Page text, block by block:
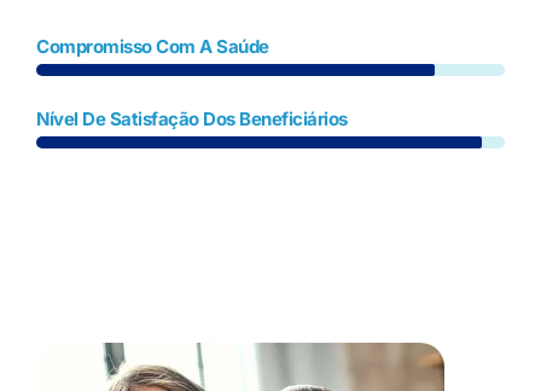
Compromisso Com A Saúde
Nível De Satisfação Dos Beneficiários